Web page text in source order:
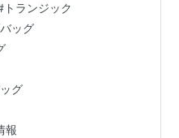
。また、閲覧中にお気に
お買い求めることも出来
い。 働く女性に向けたビ
ト収納、A4収納などビジ
ッグ。トランジックが働
ッグコレクション…
トランジック
ッグ
グ
報